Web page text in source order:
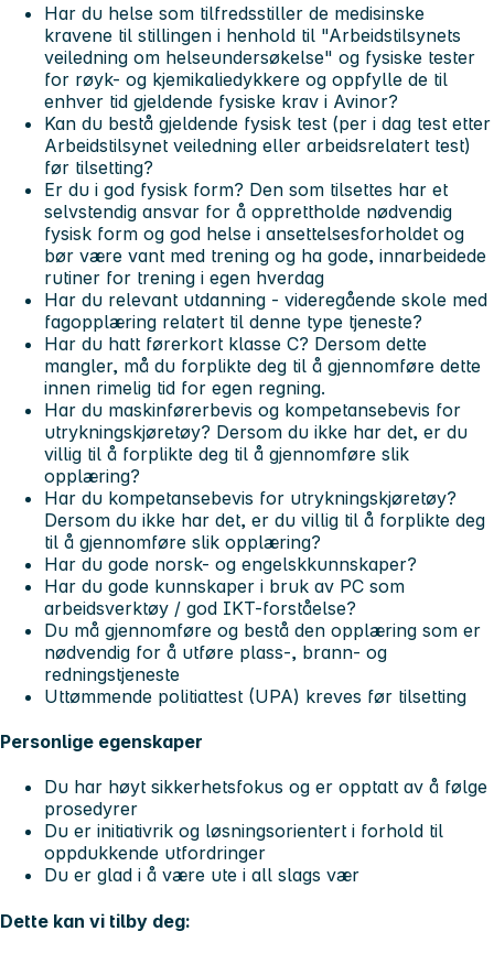
Har du helse som tilfredsstiller de medisinske
kravene til stillingen i henhold til "Arbeidstilsynets
veiledning om helseundersøkelse" og fysiske tester
for røyk- og kjemikaliedykkere og oppfylle de til
enhver tid gjeldende fysiske krav i Avinor?
Kan du bestå gjeldende fysisk test (per i dag test etter
Arbeidstilsynet veiledning eller arbeidsrelatert test)
før tilsetting?
Er du i god fysisk form? Den som tilsettes har et
selvstendig ansvar for å opprettholde nødvendig
fysisk form og god helse i ansettelsesforholdet og
bør være vant med trening og ha gode, innarbeidede
rutiner for trening i egen hverdag
Har du relevant utdanning - videregående skole med
fagopplæring relatert til denne type tjeneste?
Har du hatt førerkort klasse C? Dersom dette
mangler, må du forplikte deg til å gjennomføre dette
innen rimelig tid for egen regning.
Har du maskinførerbevis og kompetansebevis for
utrykningskjøretøy? Dersom du ikke har det, er du
villig til å forplikte deg til å gjennomføre slik
opplæring?
Har du kompetansebevis for utrykningskjøretøy?
Dersom du ikke har det, er du villig til å forplikte deg
til å gjennomføre slik opplæring?
Har du gode norsk- og engelskkunnskaper?
Har du gode kunnskaper i bruk av PC som
arbeidsverktøy / god IKT-forståelse?
Du må gjennomføre og bestå den opplæring som er
nødvendig for å utføre plass-, brann- og
redningstjeneste
Uttømmende politiattest (UPA) kreves før tilsetting
Personlige egenskaper
Du har høyt sikkerhetsfokus og er opptatt av å følge
prosedyrer
Du er initiativrik og løsningsorientert i forhold til
oppdukkende utfordringer
Du er glad i å være ute i all slags vær
Dette kan vi tilby deg: